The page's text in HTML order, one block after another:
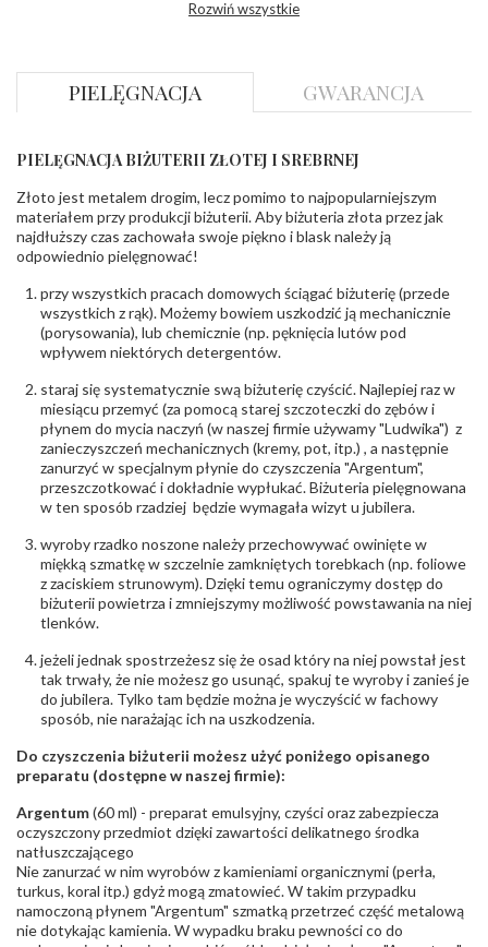
dół:
Szerokość szyny
bok
ok. 2,8 mm
DIAMENTY
Szlif:
Brylantowy okrągły
Liczba
diamentów
0.020 ct - 4 szt., 0.015 ct - 4 szt.,0.010 ct - 4
szt.,0.030 ct - 1 szt.
Liczba
diamentów
(łącznie)
Masa
diamentów
(łącznie):
0.21 ct
Barwa
Czystość:
POZOSTAŁE KAMIENIE
Rodzaje
kamieni:
Szafir
Liczba kamieni:
Szafir - 1 szt.
Szlif kamieni
Fasetowy okrągły
Masa kamieni
(łącznie)
ok. 1 ct.
INNE PARAMETRY
odpowiedzialny:
Suchan, ul. Kurczaba 3, 30-868 Kraków; NIP:
679-25-92-107; sklep@wec.com.pl
Bezpieczeństwo
- rodzaj
Nie nadaje się dla dzieci w wieku poniżej 3 lat
,Elementy w wyrobie wykonane z białego złota
Rozwiń wszystkie
PIELĘGNACJA GWARANCJA
PIELĘGNACJA BIŻUTERII ZŁOTEJ I SREBRNEJ
Złoto jest metalem drogim, lecz pomimo to najpopularniejszym
materiałem przy produkcji biżuterii. Aby biżuteria złota przez jak
najdłuższy czas zachowała swoje piękno i blask należy ją
odpowiednio pielęgnować!
przy wszystkich pracach domowych ściągać biżuterię (przede
wszystkich z rąk). Możemy bowiem uszkodzić ją mechanicznie
(porysowania), lub chemicznie (np. pęknięcia lutów pod
wpływem niektórych detergentów.
staraj się systematycznie swą biżuterię czyścić. Najlepiej raz w
miesiącu przemyć (za pomocą starej szczoteczki do zębów i
płynem do mycia naczyń (w naszej firmie używamy "Ludwika") z
zanieczyszczeń mechanicznych (kremy, pot, itp.) , a następnie
zanurzyć w specjalnym płynie do czyszczenia "Argentum",
przeszczotkować i dokładnie wypłukać. Biżuteria pielęgnowana
w ten sposób rzadziej będzie wymagała wizyt u jubilera.
wyroby rzadko noszone należy przechowywać owinięte w
miękką szmatkę w szczelnie zamkniętych torebkach (np. foliowe
z zaciskiem strunowym). Dzięki temu ograniczymy dostęp do
biżuterii powietrza i zmniejszymy możliwość powstawania na niej
tlenków.
jeżeli jednak spostrzeżesz się że osad który na niej powstał jest
tak trwały, że nie możesz go usunąć, spakuj te wyroby i zanieś je
do jubilera. Tylko tam będzie można je wyczyścić w fachowy
sposób, nie narażając ich na uszkodzenia.
Do czyszczenia biżuterii możesz użyć poniżego opisanego
preparatu (dostępne w naszej firmie):
Argentum(60 ml) - preparat emulsyjny, czyści oraz zabezpiecza
oczyszczony przedmiot dzięki zawartości delikatnego środka
natłuszczającego
Nie zanurzać w nim wyrobów z kamieniami organicznymi (perła,
turkus, koral itp.) gdyż mogą zmatowieć. W takim przypadku
namoczoną płynem "Argentum" szmatką przetrzeć część metalową
nie dotykając kamienia. W wypadku braku pewności co do